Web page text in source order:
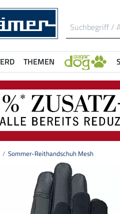
THEMEN
Sommer-Reithandschuh Mesh